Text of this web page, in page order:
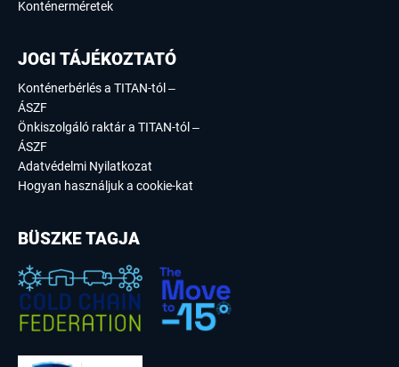
Konténerméretek
JOGI TÁJÉKOZTATÓ
Konténerbérlés a TITAN-tól –
ÁSZF
Önkiszolgáló raktár a TITAN-tól –
ÁSZF
Adatvédelmi Nyilatkozat
Hogyan használjuk a cookie-kat
BÜSZKE TAGJA